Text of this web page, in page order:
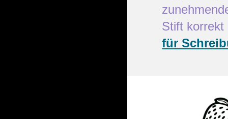
Stift korrekt
für